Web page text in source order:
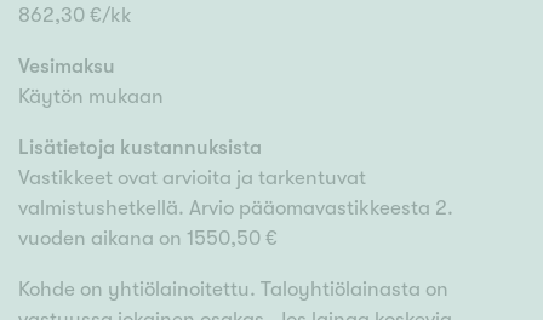
862,30 €/kk
Vesimaksu
Käytön mukaan
Lisätietoja kustannuksista
Vastikkeet ovat arvioita ja tarkentuvat
valmistushetkellä. Arvio pääomavastikkeesta 2.
vuoden aikana on 1550,50 €
Kohde on yhtiölainoitettu. Taloyhtiölainasta on